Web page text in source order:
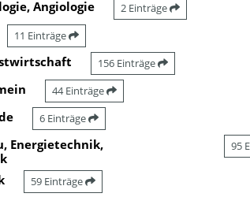
Angiologie 2 Einträge
11 Einträge
156 Einträge
44 Einträge
6 Einträge
Energietechnik,
95
59 Einträge